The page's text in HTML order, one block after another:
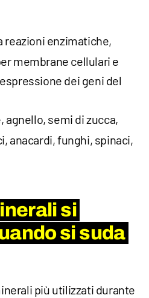
reazioni enzimatiche,
membrane cellulari e
dei geni del
agnello, semi di zucca,
anacardi, funghi, spinaci,
si
si suda
più utilizzati durante